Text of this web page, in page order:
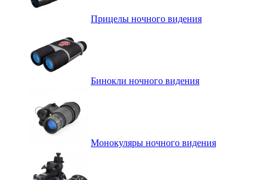
Прицелы ночного видения
Бинокли ночного видения
Монокуляры ночного видения